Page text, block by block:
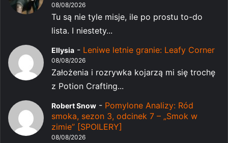
08/08/2026
Tu są nie tyle misje, ile po prostu to-do
lista. I niestety...
Ellysia - Leniwe letnie granie: Leafy Corner
08/08/2026
Założenia i rozrywka kojarzą mi się trochę
z Potion Crafting...
Robert Snow - Pomylone Analizy: Ród
smoka, sezon 3, odcinek 7 – „Smok w
zimie” [SPOILERY]
08/08/2026